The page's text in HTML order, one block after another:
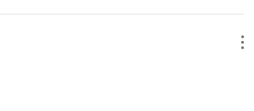
거가 이렇게 시작됩니다. 거대한 덩
리며 더럽기만 한 몬스터, 게다가 악취까
을 돌보는 베이비시터의 역할을 감당해
몬스터 내니는 아이들에게 안전한 존재일